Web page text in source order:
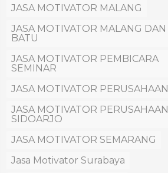
JASA MOTIVATOR MALANG
JASA MOTIVATOR MALANG DAN
BATU
JASA MOTIVATOR PEMBICARA
SEMINAR
JASA MOTIVATOR PERUSAHAAN
JASA MOTIVATOR PERUSAHAAN
SIDOARJO
JASA MOTIVATOR SEMARANG
Jasa Motivator Surabaya